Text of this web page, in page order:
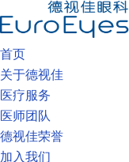
首页
关于德视佳
医疗服务
医师团队
德视佳荣誉
加入我们